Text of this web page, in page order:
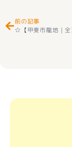
前の記事